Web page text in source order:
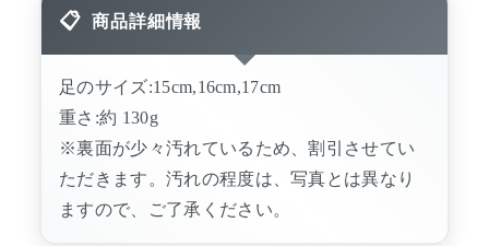
商品詳細情報
足のサイズ:15cm,16cm,17cm
重さ:約 130g
※裏面が少々汚れているため、割引させてい
ただきます。汚れの程度は、写真とは異なり
ますので、ご了承ください。